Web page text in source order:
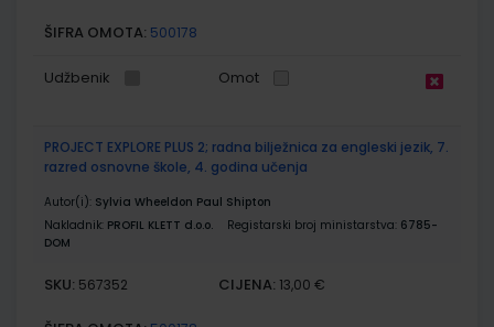
ŠIFRA OMOTA: 500178
Udžbenik Omot
PROJECT EXPLORE PLUS 2; radna bilježnica za engleski jezik, 7.
razred osnovne škole, 4. godina učenja
Autor(i): Sylvia Wheeldon Paul Shipton
Nakladnik: PROFIL KLETT d.o.o. Registarski broj ministarstva: 6785-
DOM
SKU: 567352 CIJENA: 13,00 €